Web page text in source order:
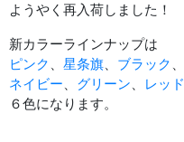
ようやく再入荷しました！
新カラーラインナップは
ピンク 、 星条旗、 ブラック 、
ネイビー、 グリーン、 レッド
６色になります。